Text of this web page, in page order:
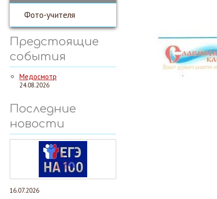
Фото-учителя
Предстоящие
события
Медосмотр
24.08.2026
Последние
новости
16.07.2026